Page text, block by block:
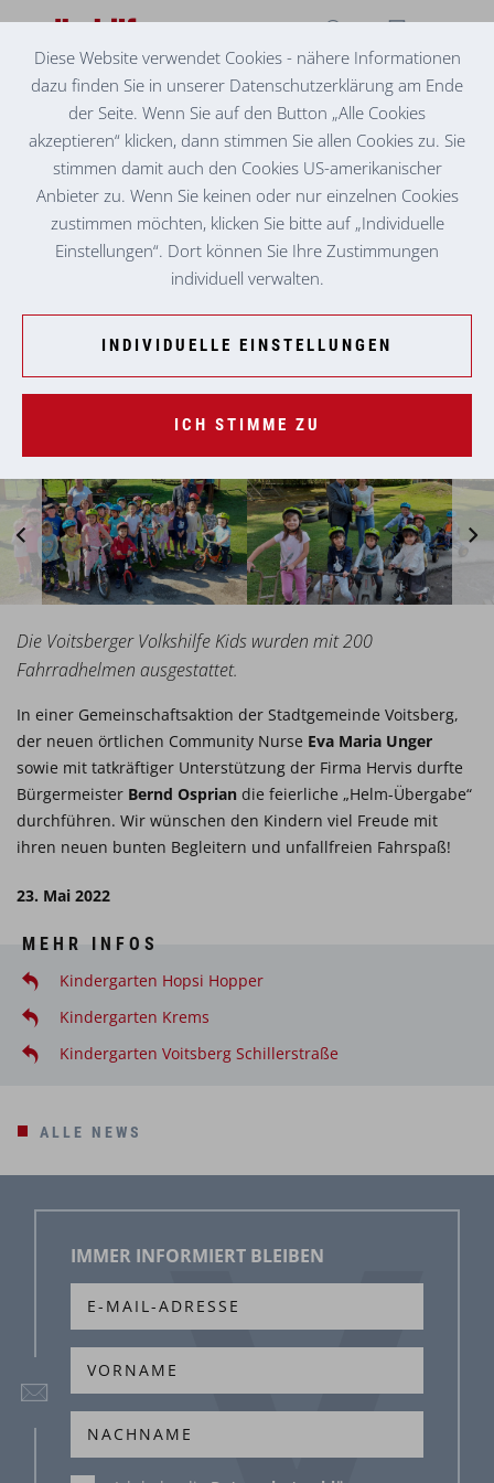
VOLKSHILFE KIDS VOITSBERG
SICHER UNTERWEGS
Die Voitsberger Volkshilfe Kids wurden mit 200
Fahrradhelmen ausgestattet.
In einer Gemeinschaftsaktion der Stadtgemeinde Voitsberg,
der neuen örtlichen Community Nurse Eva Maria Unger
sowie mit tatkräftiger Unterstützung der Firma Hervis durfte
Bürgermeister Bernd Osprian die feierliche „Helm-Übergabe“
durchführen. Wir wünschen den Kindern viel Freude mit
ihren neuen bunten Begleitern und unfallfreien Fahrspaß!
23. Mai 2022
MEHR INFOS
Kindergarten Hopsi Hopper
Kindergarten Krems
Kindergarten Voitsberg Schillerstraße
ALLE NEWS
IMMER INFORMIERT BLEIBEN
Diese Website verwendet Cookies - nähere Informationen
dazu finden Sie in unserer Datenschutzerklärung am Ende
der Seite. Wenn Sie auf den Button „Alle Cookies
akzeptieren“ klicken, dann stimmen Sie allen Cookies zu. Sie
stimmen damit auch den Cookies US-amerikanischer
Anbieter zu. Wenn Sie keinen oder nur einzelnen Cookies
zustimmen möchten, klicken Sie bitte auf „Individuelle
Einstellungen“. Dort können Sie Ihre Zustimmungen
individuell verwalten.
INDIVIDUELLE EINSTELLUNGEN
ICH STIMME ZU